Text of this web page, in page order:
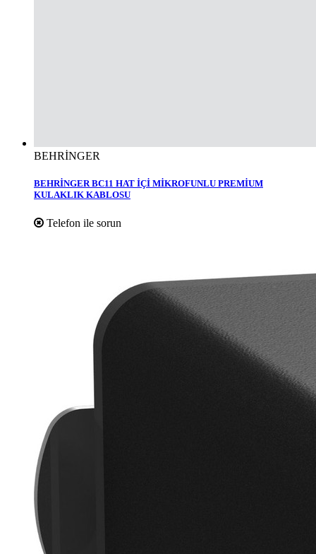
BEHRİNGER
BEHRİNGER BC11 HAT İÇİ MİKROFUNLU PREMİUM
KULAKLIK KABLOSU
Telefon ile sorun